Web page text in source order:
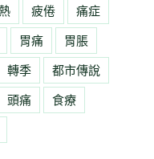
疲倦
痛症
胃痛
胃脹
轉季
都市傳說
頭痛
食療